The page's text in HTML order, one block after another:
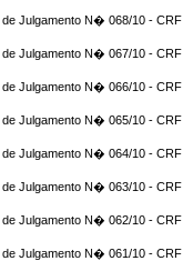
de Julgamento N� 068/10 - CRF
de Julgamento N� 067/10 - CRF
de Julgamento N� 066/10 - CRF
de Julgamento N� 065/10 -
de Julgamento N� 064/10 -
de Julgamento N� 063/10 -
de Julgamento N� 062/10 -
de Julgamento N� 061/10 -